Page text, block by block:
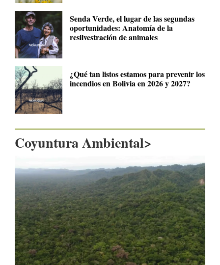
Senda Verde, el lugar de las segundas
oportunidades: Anatomía de la
resilvestración de animales
¿Qué tan listos estamos para prevenir los
incendios en Bolivia en 2026 y 2027?
Coyuntura Ambiental>